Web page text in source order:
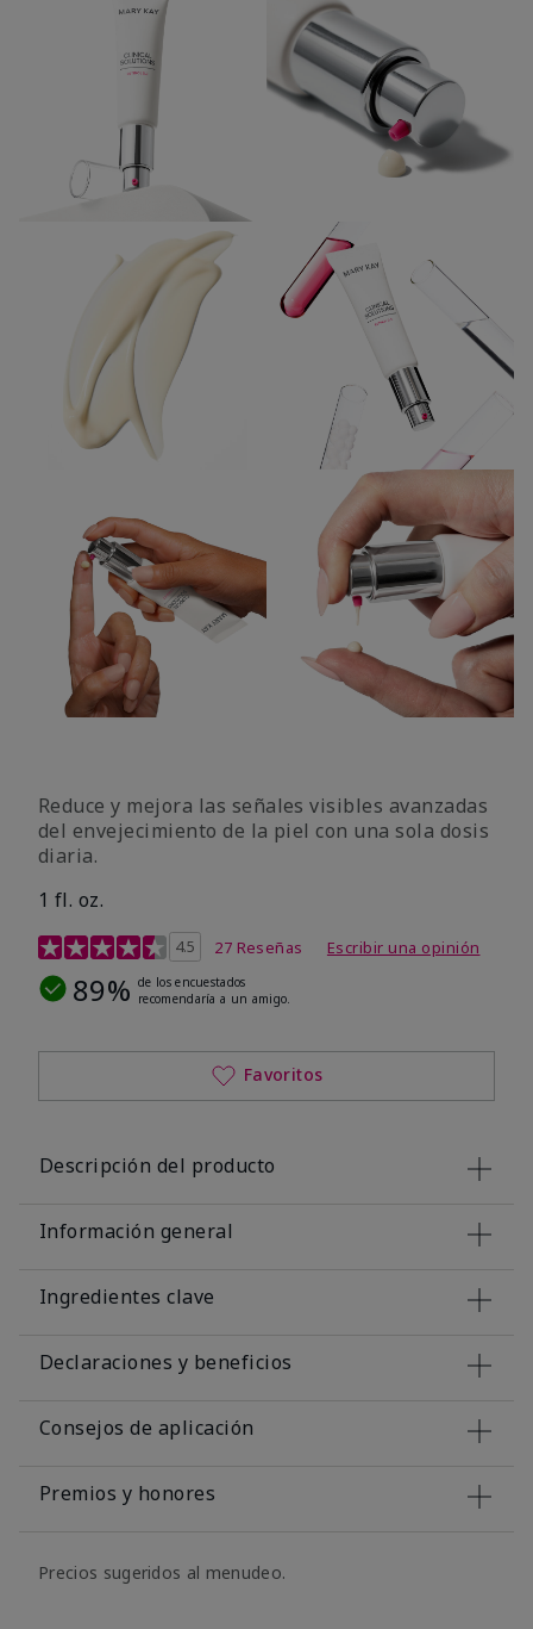
Reduce y mejora las señales visibles avanzadas
del envejecimiento de la piel con una sola dosis
diaria.
1 fl. oz.
Calificación de clientes de 4,1 de 5
4.5 27 Reseñas Escribir una opinión
89% de los encuestados
recomendaría a un amigo.
Favoritos
Descripción del producto
Información general
Ingredientes clave
Declaraciones y beneficios
Consejos de aplicación
Premios y honores
Precios sugeridos al menudeo.